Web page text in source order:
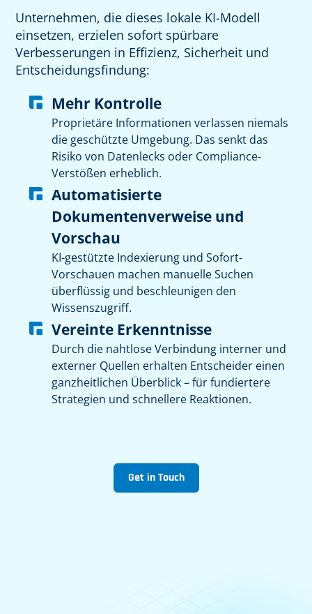
Unternehmen, die dieses lokale KI-Modell
einsetzen, erzielen sofort spürbare
Verbesserungen in Effizienz, Sicherheit und
Entscheidungsfindung:
Mehr Kontrolle
Proprietäre Informationen verlassen niemals
die geschützte Umgebung. Das senkt das
Risiko von Datenlecks oder Compliance-
Verstößen erheblich.
Automatisierte
Dokumentenverweise und
Vorschau
KI-gestützte Indexierung und Sofort-
Vorschauen machen manuelle Suchen
überflüssig und beschleunigen den
Wissenszugriff.
Vereinte Erkenntnisse
Durch die nahtlose Verbindung interner und
externer Quellen erhalten Entscheider einen
ganzheitlichen Überblick – für fundiertere
Strategien und schnellere Reaktionen.
Get in Touch